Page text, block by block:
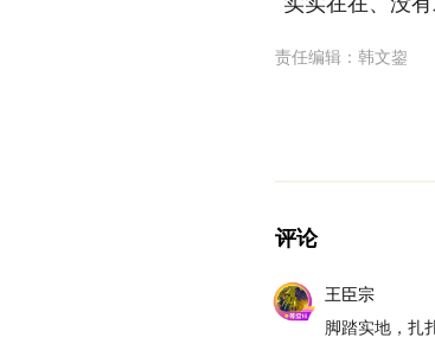
责任编辑： 韩文鋆
评论
王臣宗
脚踏实地，扎